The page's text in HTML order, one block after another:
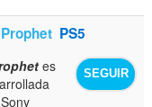
PS5
SEGUIR
es